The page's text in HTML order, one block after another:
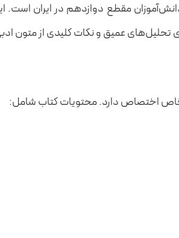
مقطع دوازدهم در ایران
تحلیل‌های عمیق و نکات کلیدی از متون
اختصاص دارد. محتویات کتاب شامل: